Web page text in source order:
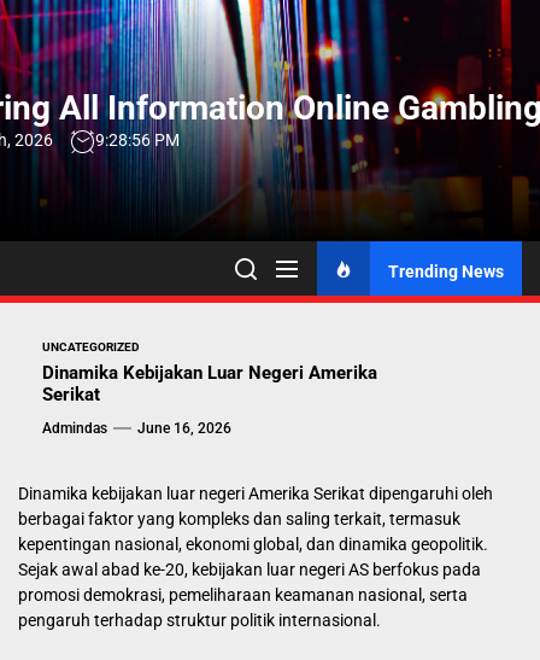
Skip
to
the
contentAll Information Online
2026 9:28:57 PM
Trending News
UNCATEGORIZED
Dinamika Kebijakan Luar Negeri Amerika
Serikat
Admindas June 16, 2026
Dinamika kebijakan luar negeri Amerika Serikat dipengaruhi oleh
berbagai faktor yang kompleks dan saling terkait, termasuk
kepentingan nasional, ekonomi global, dan dinamika geopolitik.
Sejak awal abad ke-20, kebijakan luar negeri AS berfokus pada
promosi demokrasi, pemeliharaan keamanan nasional, serta
pengaruh terhadap struktur politik internasional.